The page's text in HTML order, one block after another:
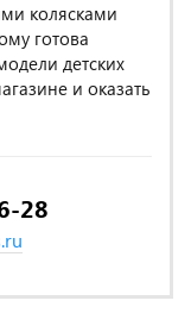
колясками
готова
детских
и оказать
28